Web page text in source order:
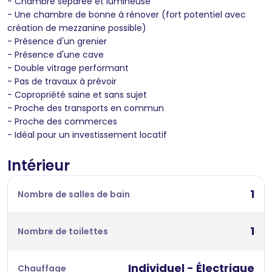
- Une chambre de bonne à rénover (fort potentiel avec
création de mezzanine possible)
- Présence d'un grenier
- Présence d'une cave
- Double vitrage performant
- Pas de travaux à prévoir
- Copropriété saine et sans sujet
- Proche des transports en commun
- Proche des commerces
- Idéal pour un investissement locatif
Intérieur
Nombre de salles de bain 1
Nombre de toilettes 1
Chauffage Individuel - Électrique